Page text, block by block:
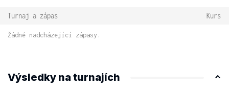
Turnaj a zápas Kurs
Žádné nadcházející zápasy.
Výsledky na turnajích